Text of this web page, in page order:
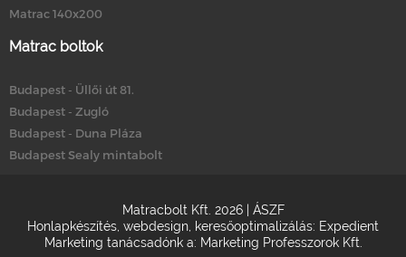
Matrac 140x200
Matrac boltok
Budapest - Üllői út 81.
Budapest - Zugló
Budapest - Duna Pláza
Budapest Sealy mintabolt
Matracbolt Kft. 2026 | ÁSZF
Honlapkészítés webdesign keresőoptimalizálás: Expedient
Marketing tanácsadónk a: Marketing Professzorok Kft.